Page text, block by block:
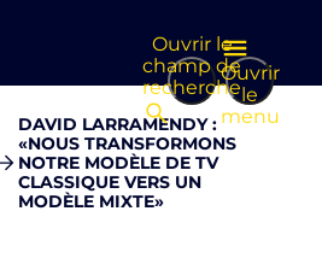
Ouvrir
le
menu
Ouvrir le
champ de
recherche
DAVID LARRAMENDY :
«NOUS TRANSFORMONS
NOTRE MODÈLE DE TV
CLASSIQUE VERS UN
MODÈLE MIXTE»